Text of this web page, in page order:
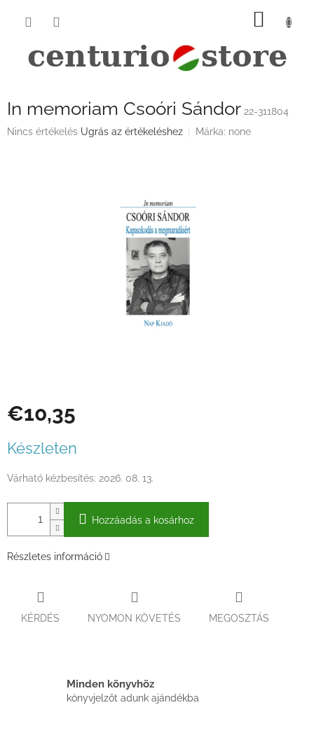
KOSÁR
In memoriam Csoóri Sándor 22-311804
A
Nincs értékelés Ugrás az értékeléshez Márka: none
€10,35
Készleten
Várható kézbesítés: 2026. 08. 13.
Hozzáadás a kosárhoz
Részletes információ
KÉRDÉS NYOMON KÖVETÉS MEGOSZTÁS
Minden könyvhöz
könyvjelzőt adunk ajándékba